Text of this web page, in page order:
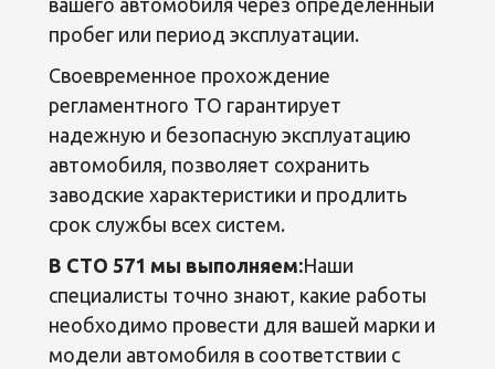
вашего автомобиля через определенный
пробег или период эксплуатации.
Своевременное прохождение
регламентного ТО гарантирует
надежную и безопасную эксплуатацию
автомобиля, позволяет сохранить
заводские характеристики и продлить
срок службы всех систем.
В СТО 571 мы выполняем:Наши
специалисты точно знают, какие работы
необходимо провести для вашей марки и
модели автомобиля в соответствии с